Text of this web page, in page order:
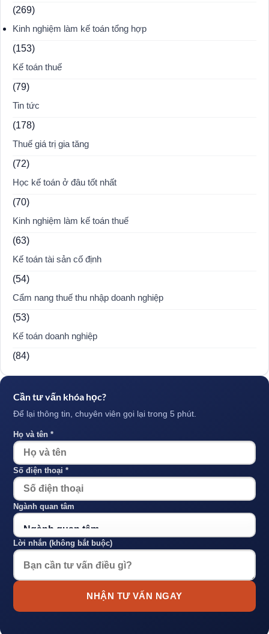
(269)
Kinh nghiệm làm kế toán tổng hợp
(153)
Kế toán thuế
(79)
Tin tức
(178)
Thuế giá trị gia tăng
(72)
Học kế toán ở đâu tốt nhất
(70)
Kinh nghiệm làm kế toán thuế
(63)
Kế toán tài sản cố định
(54)
Cẩm nang thuế thu nhập doanh nghiệp
(53)
Kế toán doanh nghiệp
(84)
Cần tư vấn khóa học?
Để lại thông tin, chuyên viên gọi lại trong 5 phút.
Họ và tên *
Số điện thoại *
Ngành quan tâm
Lời nhắn (không bắt buộc)
NHẬN TƯ VẤN NGAY